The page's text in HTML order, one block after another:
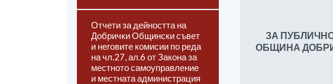
Отчети за дейността на
Добрички Общински съвет
и неговите комисии по реда
на чл.27, ал.6 от Закона за
местното самоуправление
и местната администрация
ЗА
ОБЩИНА